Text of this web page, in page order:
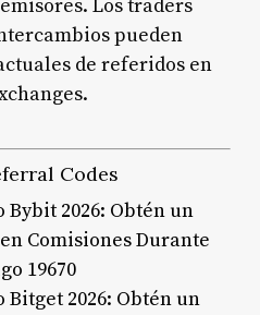
Los traders
pueden
de referidos en
Codes
Bybit 2026: Obtén un
Comisiones Durante
19670
Bitget 2026: Obtén un